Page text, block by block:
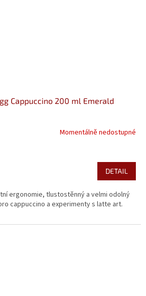
Cappuccino 200 ml Emerald
Momentálně nedostupné
DETAIL
ergonomie, tlustostěnný a velmi odolný
cappuccino a experimenty s latte art.